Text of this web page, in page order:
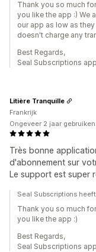
Thank you so much
you like the app :) We
our app as low as
doesn't charge any
Best Regards,
Seal Subscriptions
Très bonne
d'abonnement sur
Le support est super
Litière Tranquille
Frankrijk
Ongeveer 2 jaar
Seal Subscriptions
Thank you so much
you like the app :)
Best Regards,
Seal Subscriptions